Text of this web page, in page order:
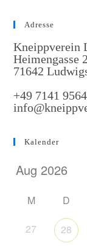
Adresse
Kneippverein
Heimengasse
71642
+49 7141
Kalender
M D
27 28